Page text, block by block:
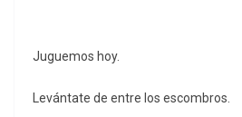
Juguemos hoy.
Levántate de entre los escombros.